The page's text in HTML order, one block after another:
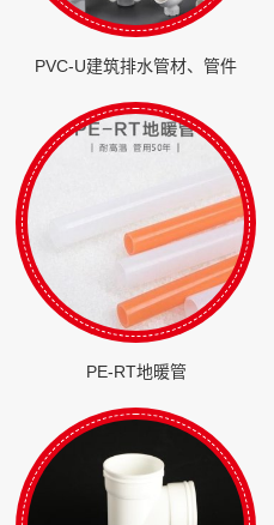
PVC-U建筑排水管材、管件
PE-RT地暖管